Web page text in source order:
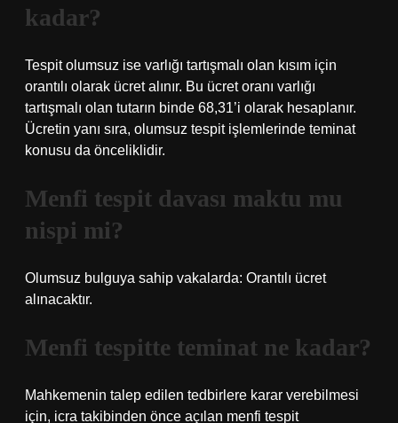
kadar?
Tespit olumsuz ise varlığı tartışmalı olan kısım için
orantılı olarak ücret alınır. Bu ücret oranı varlığı
tartışmalı olan tutarın binde 68,31’i olarak hesaplanır.
Ücretin yanı sıra, olumsuz tespit işlemlerinde teminat
konusu da önceliklidir.
Menfi tespit davası maktu mu
nispi mi?
Olumsuz bulguya sahip vakalarda: Orantılı ücret
alınacaktır.
Menfi tespitte teminat ne kadar?
Mahkemenin talep edilen tedbirlere karar verebilmesi
için, icra takibinden önce açılan menfi tespit